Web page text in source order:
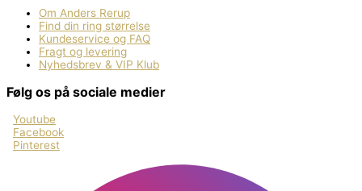
Om Anders Rerup
Find din ring størrelse
Kundeservice og FAQ
Fragt og levering
Nyhedsbrev & VIP Klub
Følg os på sociale medier
Youtube
Facebook
Pinterest